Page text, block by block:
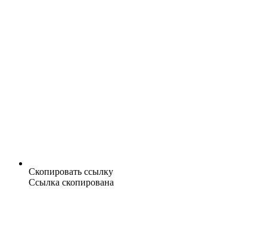
Скопировать ссылку
Ссылка скопирована